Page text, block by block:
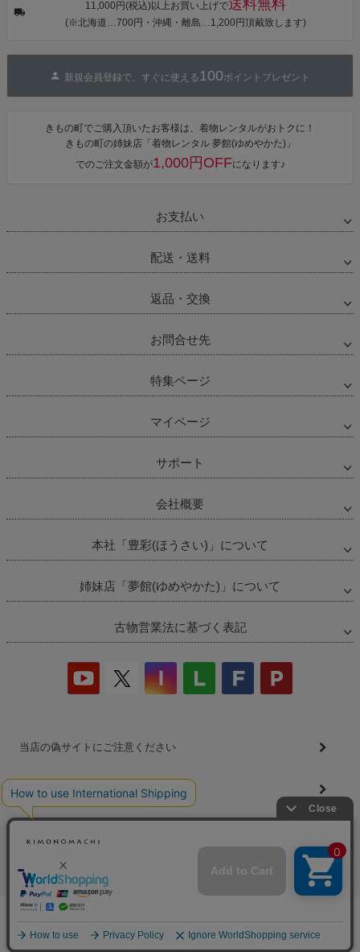
カシュクール
ワンピース 簡
単着付け 大人
11,000円(税込)以上お買い上げで送料無料
(※北海道…700円・沖縄・離島…1,200円頂戴致します)
新規会員登録で、すぐに使える 100ポイントプレゼント
きもの町でご購入頂いたお客様は、着物レンタルがおトクに！
きもの町の姉妹店「着物レンタル 夢館(ゆめやかた)」
でのご注文金額が1,000円OFFになります♪
お支払い
配送・送料
返品・交換
お問合せ先
特集ページ
マイページ
サポート
会社概要
本社「豊彩(ほうさい)」について
姉妹店「夢館(ゆめやかた)」について
古物営業法に基づく表記
当店の偽サイトにご注意ください
商品の無断販売・転売の禁止について
会社概要プライバシーポリシー 特定商取引法お問い合わせ
©2026 着物・浴衣通販 京都きもの町All Rights reserved.